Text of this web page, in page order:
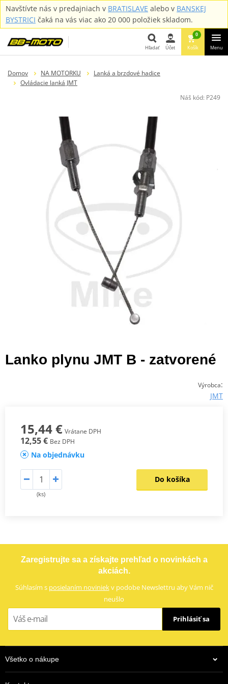
Navštívte nás v predajniach v BRATISLAVE alebo v BANSKEJ
BYSTRICI čaká na vás viac ako 20 000 položiek skladom.
Hľadať Účet
0
Košík Menu
Domov NA MOTORKU
Lanká a brzdové hadice
Ovládacie lanká JMT
Náš kód: P249
Lanko plynu JMT B - zatvorené
Výrobca:
JMT
15,44 € Vrátane DPH
12,55 € Bez DPH
Na objednávku
(ks)
Do košíka
Zaregistrujte sa a získajte prehľad o novinkách a
akciách.
Súhlasím s posielaním noviniekv podobe Newslettru aby Vám nič
neušlo
Prihlásiť sa
Všetko o nákupe